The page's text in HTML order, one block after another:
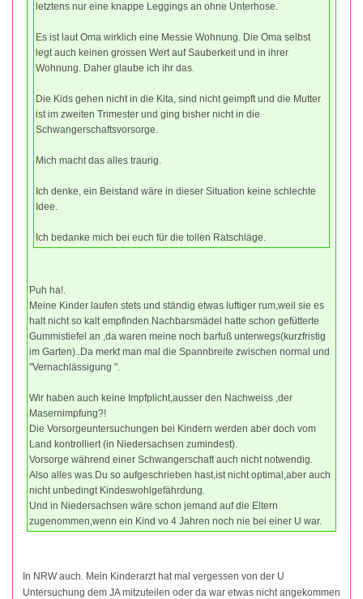
letztens nur eine knappe Leggings an ohne Unterhose.
Es ist laut Oma wirklich eine Messie Wohnung. Die Oma selbst
legt auch keinen grossen Wert auf Sauberkeit und in ihrer
Wohnung. Daher glaube ich ihr das.
Die Kids gehen nicht in die Kita, sind nicht geimpft und die Mutter
ist im zweiten Trimester und ging bisher nicht in die
Schwangerschaftsvorsorge.
Mich macht das alles traurig.
Ich denke, ein Beistand wäre in dieser Situation keine schlechte
Idee.
Ich bedanke mich bei euch für die tollen Ratschläge.
Puh ha!.
Meine Kinder laufen stets und ständig etwas luftiger rum,weil sie es
halt nicht so kalt empfinden.Nachbarsmädel hatte schon gefütterte
Gummistiefel an ,da waren meine noch barfuß unterwegs(kurzfristig
im Garten)..Da merkt man mal die Spannbreite zwischen normal und
"Vernachlässigung ".
Wir haben auch keine Impfplicht,ausser den Nachweiss ,der
Masernimpfung?!
Die Vorsorgeuntersuchungen bei Kindern werden aber doch vom
Land kontrolliert (in Niedersachsen zumindest).
Vorsorge während einer Schwangerschaft auch nicht notwendig.
Also alles was Du so aufgeschrieben hast,ist nicht optimal,aber auch
nicht unbedingt Kindeswohlgefährdung.
Und in Niedersachsen wäre schon jemand auf die Eltern
zugenommen,wenn ein Kind vo 4 Jahren noch nie bei einer U war.
In NRW auch. Mein Kinderarzt hat mal vergessen von der U
Untersuchung dem JA mitzuteilen oder da war etwas nicht angekommen